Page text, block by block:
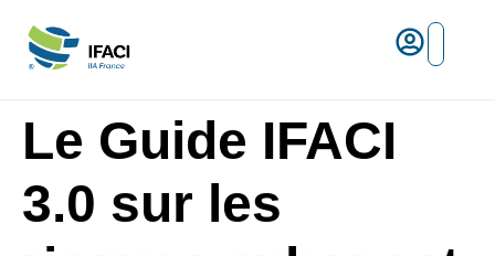
Le Guide IFACI
3.0 sur les